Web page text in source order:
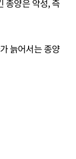
종양은 악성, 즉
늙어서는 종양